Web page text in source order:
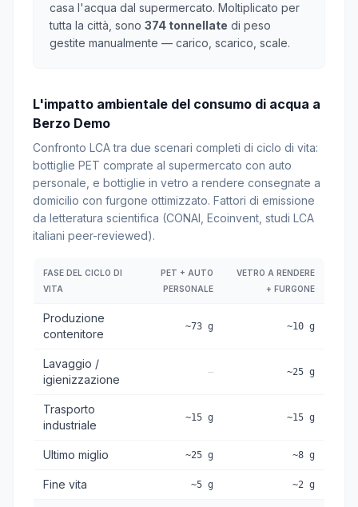
casa l'acqua dal supermercato. Moltiplicato per
tutta la città, sono 374 tonnellate di peso
gestite manualmente — carico, scarico, scale.
L'impatto ambientale del consumo di acqua a
Berzo Demo
Confronto LCA tra due scenari completi di ciclo di vita:
bottiglie PET comprate al supermercato con auto
personale, e bottiglie in vetro a rendere consegnate a
domicilio con furgone ottimizzato. Fattori di emissione
da letteratura scientifica (CONAI, Ecoinvent, studi LCA
italiani peer-reviewed).
FASE DEL CICLO DI
VITA
PET + AUTO
PERSONALE
VETRO A RENDERE
+ FURGONE
Produzione
contenitore
~73 g ~10 g
Lavaggio /
igienizzazione
— ~25 g
Trasporto
industriale
~15 g ~15 g
Ultimo miglio ~25 g ~8 g
Fine vita ~5 g ~2 g